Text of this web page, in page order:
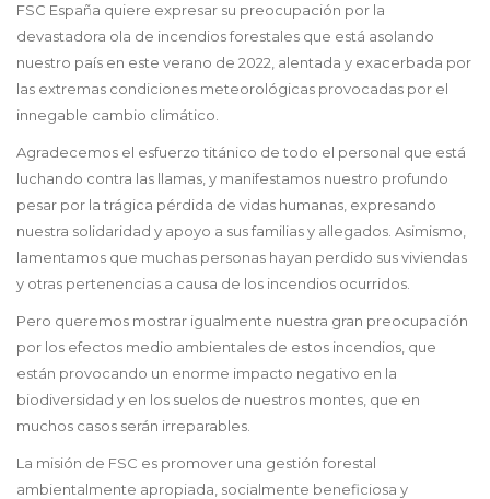
FSC España quiere expresar su preocupación por la
devastadora ola de incendios forestales que está asolando
nuestro país en este verano de 2022, alentada y exacerbada por
las extremas condiciones meteorológicas provocadas por el
innegable cambio climático.
Agradecemos el esfuerzo titánico de todo el personal que está
luchando contra las llamas, y manifestamos nuestro profundo
pesar por la trágica pérdida de vidas humanas, expresando
nuestra solidaridad y apoyo a sus familias y allegados. Asimismo,
lamentamos que muchas personas hayan perdido sus viviendas
y otras pertenencias a causa de los incendios ocurridos.
Pero queremos mostrar igualmente nuestra gran preocupación
por los efectos medio ambientales de estos incendios, que
están provocando un enorme impacto negativo en la
biodiversidad y en los suelos de nuestros montes, que en
muchos casos serán irreparables.
La misión de FSC es promover una gestión forestal
ambientalmente apropiada, socialmente beneficiosa y